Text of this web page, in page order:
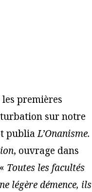
premières
sur notre
publiaL’Onanisme.
, ouvrage dans
Toutes les facultés
légère démence, ils